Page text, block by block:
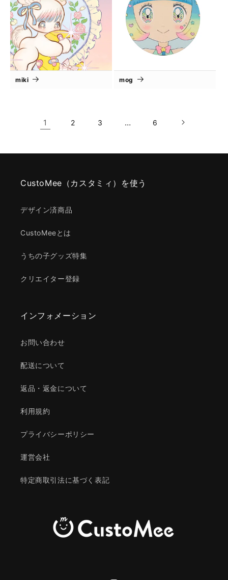
miki mog
1 2 3 … 6
CustoMee（カスタミィ）を使う
デザイン済商品
CustoMeeとは
うちの子グッズ特集
クリエイター登録
インフォメーション
お問い合わせ
配送について
返品・返金について
利用規約
プライバシーポリシー
運営会社
特定商取引法に基づく表記